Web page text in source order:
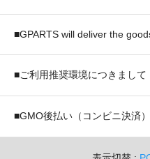
■GPARTS will deliver the
■ご利用推奨環境につきまして
■GMO後払い（コンビニ決済